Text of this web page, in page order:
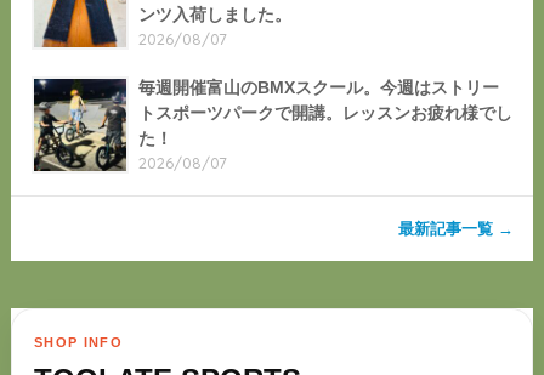
ンツ入荷しました。
2026/08/07
毎週開催富山のBMXスクール。今週はストリー
トスポーツパークで開講。レッスンお疲れ様でし
た！
2026/08/07
最新記事一覧 →
SHOP INFO